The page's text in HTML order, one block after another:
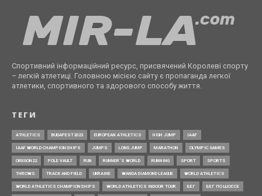
Спортивний інформаційний ресурс, присвячений Королеві спорту
– легкій атлетиці. Головною місією сайту є пропаганда легкої
атлетики, спортивного та здорового способу життя.
ТЕГИ
ATHLETICS BUDAPEST2023 EUROPEAN ATHLETICS HIGH JUMP IAAF
IAAF WORLD CHAMPIONSHIPS JUMPS LONG JUMP MARATHON OLYMPIC GAMES
OREGON22 POLE VAULT RUN RUNNER’S WORLD RUNNING SPORT SPORTS
THROWS TRACK AND FIELD UKRAINE WANDA DIAMOND LEAGUE WORLD ATHLETICS
WORLD ATHLETICS CHAMPIONSHIPS WORLD ATHLETICS INDOOR TOUR БЕГ БЕГ ПО ШОССЕ